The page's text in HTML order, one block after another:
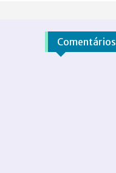
Comentários